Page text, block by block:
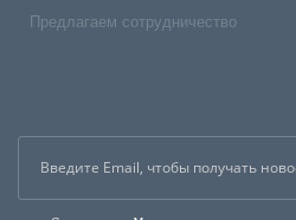
Предлагаем сотрудничество